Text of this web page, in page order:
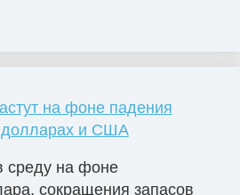
на фоне падения
долларах и США
среду на фоне
сокращения запасов